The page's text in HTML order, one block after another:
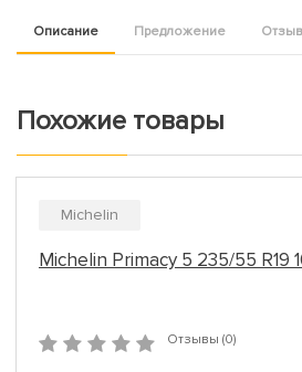
Описание Предложение
Похожие товары
Michelin
Michelin Primacy 5 235/55 R19
Отзывы (0)